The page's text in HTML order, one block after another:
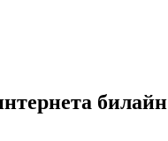
билайн